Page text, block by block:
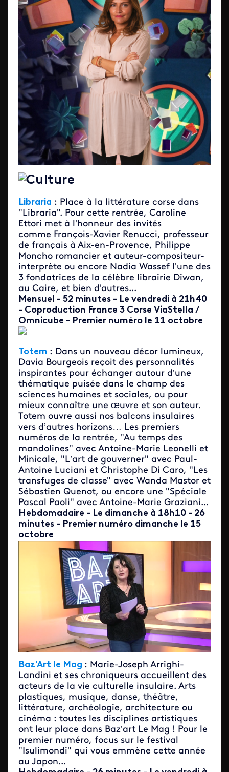
Culture
Libraria : Place à la littérature corse dans
"Libraria". Pour cette rentrée, Caroline
Ettori met à l'honneur des invités
comme François-Xavier Renucci, professeur
de français à Aix-en-Provence, Philippe
Moncho romancier et auteur-compositeur-
interprète ou encore Nadia Wassef l'une des
3 fondatrices de la célèbre librairie Diwan,
au Caire, et bien d'autres...
Mensuel - 52 minutes - Le vendredi à 21h40
- Coproduction France 3 Corse ViaStella /
Omnicube - Premier numéro le 11 octobre
Totem : Dans un nouveau décor lumineux,
Davia Bourgeois reçoit des personnalités
inspirantes pour échanger autour d’une
thématique puisée dans le champ des
sciences humaines et sociales, ou pour
mieux connaître une œuvre et son auteur.
Totem ouvre aussi nos balcons insulaires
vers d’autres horizons… Les premiers
numéros de la rentrée, "Au temps des
mandolines" avec Antoine-Marie Leonelli et
Minicale, "L’art de gouverner" avec Paul-
Antoine Luciani et Christophe Di Caro, "Les
transfuges de classe" avec Wanda Mastor et
Sébastien Quenot, ou encore une "Spéciale
Pascal Paoli" avec Antoine-Marie Graziani...
Hebdomadaire - Le dimanche à 18h10 - 26
minutes - Premier numéro dimanche le 15
octobre
Baz'Art le Mag : Marie-Joseph Arrighi-
Landini et ses chroniqueurs accueillent des
acteurs de la vie culturelle insulaire. Arts
plastiques, musique, danse, théâtre,
littérature, archéologie, architecture ou
cinéma : toutes les disciplines artistiques
ont leur place dans Baz’art Le Mag ! Pour le
premier numéro, focus sur le festival
"Isulimondi" qui vous emmène cette année
au Japon...